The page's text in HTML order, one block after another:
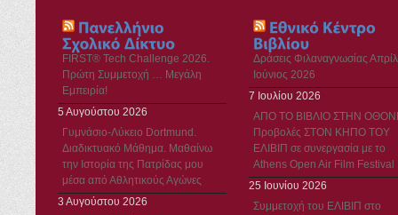
FIRST® Tech Challenge 2026.
Πρώτη Συμμετοχή … Μεγάλη
Εμπειρία!
5 Αυγούστου 2026
Γυμνάσιο-Λύκειο Dortmund.
Διαδικτυακό Μάθημα. Μαθαίνω
την Ιστορία της Πατρίδας μου
μέσα από Αθλητικούς Αγώνες
3 Αυγούστου 2026
Δράσεις Φιλαναγνωσίας
Ιούνιος 2026
7 Ιουλίου 2026
ΑΠΟ ΤΟ ΒΙΒΛΙΟ ΣΤΗΝ
Προβολές ΣΤΟΝ ΚΗΠΟ ΤΟΥ
ΕΛΙΒΙΠ σε συνεργασία με το
Athens Open Air Film Festival
25 Ιουνίου 2026
Συμμετοχή του ΕΛΙΒΙΠ στο